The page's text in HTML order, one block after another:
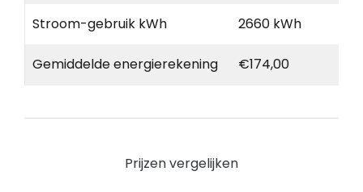
Stroom-gebruik kWh 2660 kWh
Gemiddelde energierekening €174,00
Prijzen vergelijken